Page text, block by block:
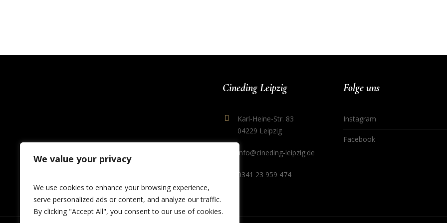
We value your privacy
We use cookies to enhance your browsing experience,
serve personalized ads or content, and analyze our traffic.
By clicking "Accept All", you consent to our use of cookies.
Cineding Leipzig
Karl-Heine-Str. 83
04229 Leipzig
info@cineding-leipzig.de
0341 23 959 474
Folge uns
Instagram
Facebook